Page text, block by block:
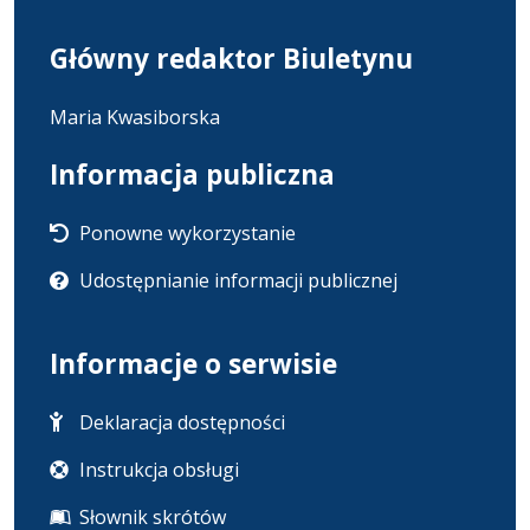
Główny redaktor Biuletynu
Maria Kwasiborska
Informacja publiczna
Ponowne wykorzystanie
Udostępnianie informacji publicznej
Informacje o serwisie
Deklaracja dostępności
Instrukcja obsługi
Słownik skrótów